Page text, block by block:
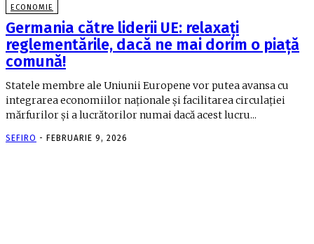
ECONOMIE
Germania către liderii UE: relaxați
reglementările, dacă ne mai dorim o piață
comună!
Statele membre ale Uniunii Europene vor putea avansa cu
integrarea economiilor naţionale şi facilitarea circulaţiei
mărfurilor şi a lucrătorilor numai dacă acest lucru...
SEFIRO - FEBRUARIE 9, 2026